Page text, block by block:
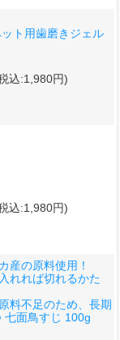
ト用歯磨きジェル
込:1,980円)
込:1,980円)
産の原料使用！
れれば切れるかた
料不足のため、長期
七面鳥すじ 100g